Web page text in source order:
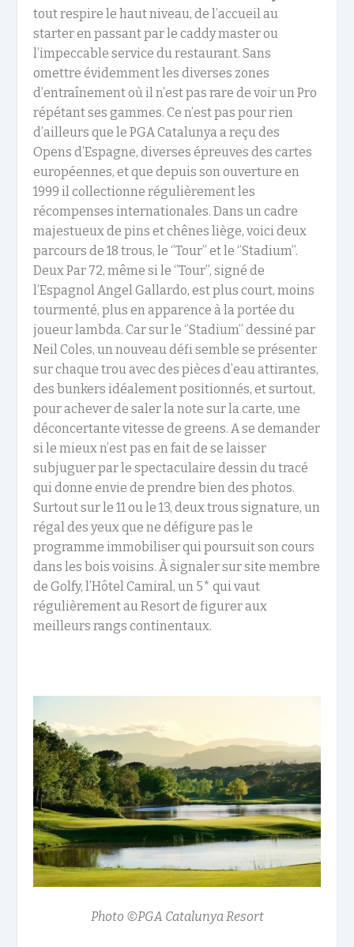
tout respire le haut niveau, de l’accueil au
starter en passant par le caddy master ou
l’impeccable service du restaurant. Sans
omettre évidemment les diverses zones
d’entraînement où il n’est pas rare de voir un Pro
répétant ses gammes. Ce n’est pas pour rien
d’ailleurs que le PGA Catalunya a reçu des
Opens d’Espagne, diverses épreuves des cartes
européennes, et que depuis son ouverture en
1999 il collectionne régulièrement les
récompenses internationales. Dans un cadre
majestueux de pins et chênes liège, voici deux
parcours de 18 trous, le ‘’Tour’’ et le ‘’Stadium’’.
Deux Par 72, même si le ‘’Tour’’, signé de
l’Espagnol Angel Gallardo, est plus court, moins
tourmenté, plus en apparence à la portée du
joueur lambda. Car sur le ‘’Stadium’’ dessiné par
Neil Coles, un nouveau défi semble se présenter
sur chaque trou avec des pièces d’eau attirantes,
des bunkers idéalement positionnés, et surtout,
pour achever de saler la note sur la carte, une
déconcertante vitesse de greens. A se demander
si le mieux n’est pas en fait de se laisser
subjuguer par le spectaculaire dessin du tracé
qui donne envie de prendre bien des photos.
Surtout sur le 11 ou le 13, deux trous signature, un
régal des yeux que ne défigure pas le
programme immobiliser qui poursuit son cours
dans les bois voisins. À signaler sur site membre
de Golfy, l’Hôtel Camiral, un 5* qui vaut
régulièrement au Resort de figurer aux
meilleurs rangs continentaux.
Photo ©PGA Catalunya Resort